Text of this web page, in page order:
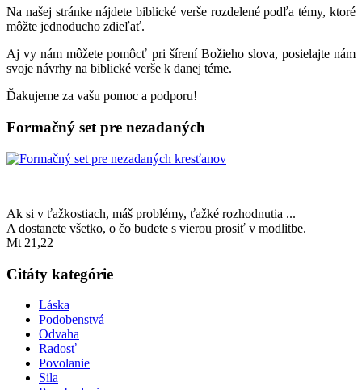
Na našej stránke nájdete biblické verše rozdelené podľa témy, ktoré
môžte jednoducho zdieľať.
Aj vy nám môžete pomôcť pri šírení Božieho slova, posielajte nám
svoje návrhy na biblické verše k danej téme.
Ďakujeme za vašu pomoc a podporu!
Formačný set pre nezadaných
Ak si v ťažkostiach, máš problémy, ťažké rozhodnutia ...
A dostanete všetko, o čo budete s vierou prosiť v modlitbe.
Mt 21,22
Citáty kategórie
Láska
Podobenstvá
Odvaha
Radosť
Povolanie
Sila